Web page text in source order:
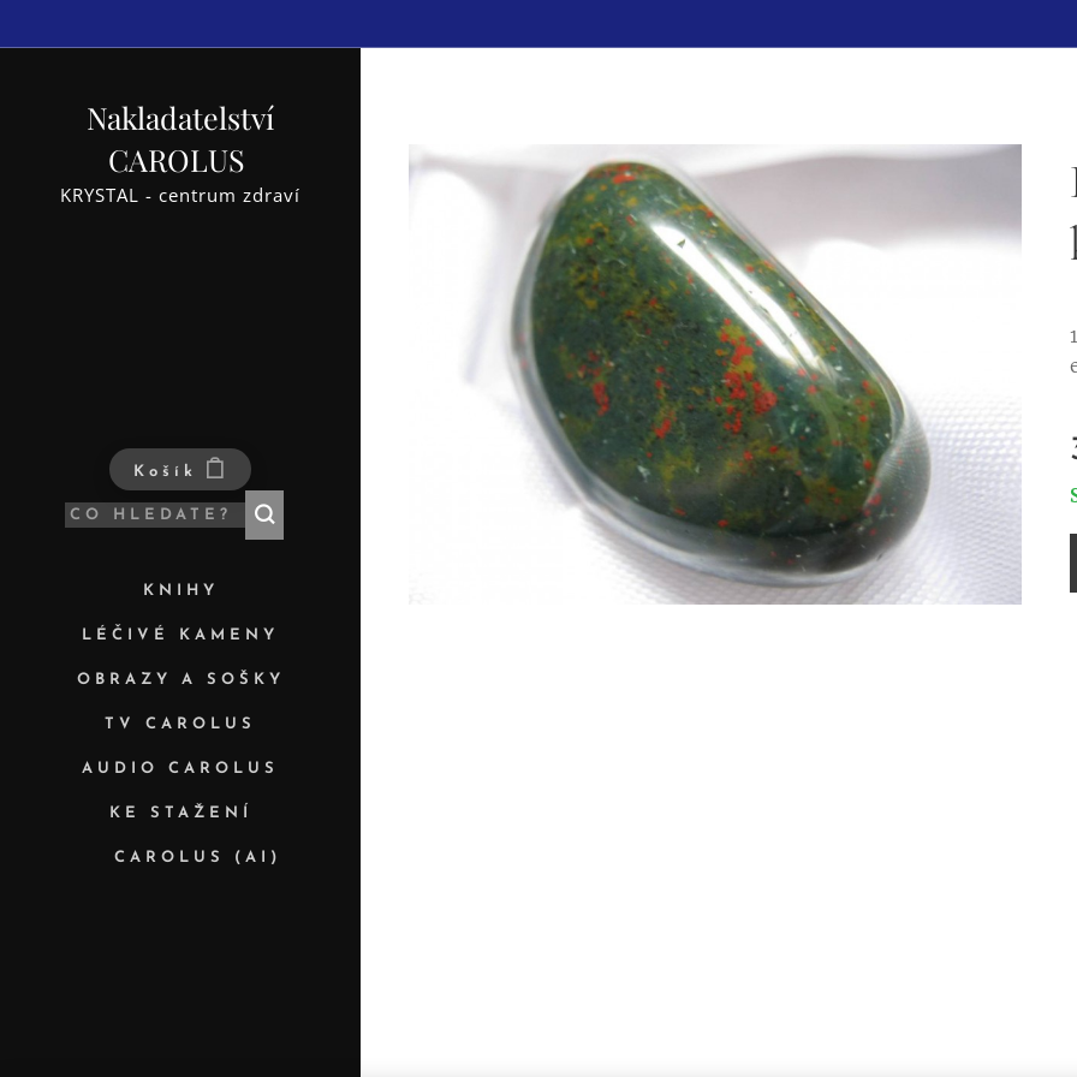
Nakladatelství
CAROLUS
KRYSTAL - centrum zdraví
Košík
KNIHY
LÉČIVÉ KAMENY
OBRAZY A SOŠKY
TV CAROLUS
AUDIO CAROLUS
KE STAŽENÍ
✨ CAROLUS (AI)